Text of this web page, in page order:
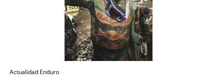
Actualidad Enduro